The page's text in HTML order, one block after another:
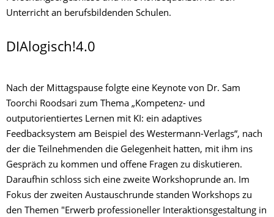
Unterricht an berufsbildenden Schulen.
DIAlogisch!4.0
Nach der Mittagspause folgte eine Keynote von Dr. Sam
Toorchi Roodsari zum Thema „Kompetenz- und
outputorientiertes Lernen mit KI: ein adaptives
Feedbacksystem am Beispiel des Westermann-Verlags“, nach
der die Teilnehmenden die Gelegenheit hatten, mit ihm ins
Gespräch zu kommen und offene Fragen zu diskutieren.
Daraufhin schloss sich eine zweite Workshoprunde an. Im
Fokus der zweiten Austauschrunde standen Workshops zu
den Themen "Erwerb professioneller Interaktionsgestaltung in